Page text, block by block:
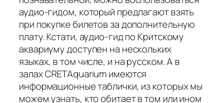
аудио-гидом, который предлагают взять
при покупке билетов за дополнительную
плату. Кстати, аудио-гид по Критскому
аквариуму доступен на нескольких
языках, в том числе, и на русском. А в
залах CRETAquarium имеются
информационные таблички, из которых мы
можем узнать, кто обитает в том или ином